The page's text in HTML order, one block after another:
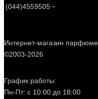
(044)4559505
Интернет-магазин
©2003-2026
График работы:
Пн-Пт: с 10:00 до 18:00